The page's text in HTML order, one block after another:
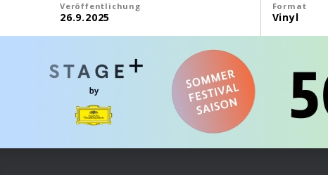
Veröffentlichung
26.9.2025
Format
Vinyl